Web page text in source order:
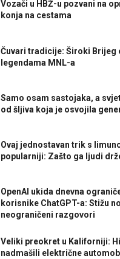
Vozači u HBŽ-u pozvani na
konja na cestama
Čuvari tradicije: Široki Brijeg
legendama MNL-a
Samo osam sastojaka, a
od šljiva koja je osvojila
Ovaj jednostavan trik s
popularniji: Zašto ga ljudi
OpenAI ukida dnevna
korisnike ChatGPT-a: Stižu
neograničeni razgovori
Veliki preokret u Kaliforniji:
nadmašili električne